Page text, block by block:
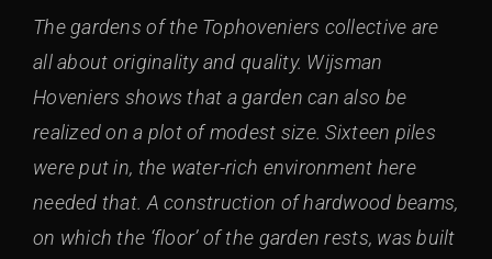
The gardens of the Tophoveniers collective are
all about originality and quality. Wijsman
Hoveniers shows that a garden can also be
realized on a plot of modest size. Sixteen piles
were put in, the water-rich environment here
needed that. A construction of hardwood beams,
on which the ‘floor’ of the garden rests, was built